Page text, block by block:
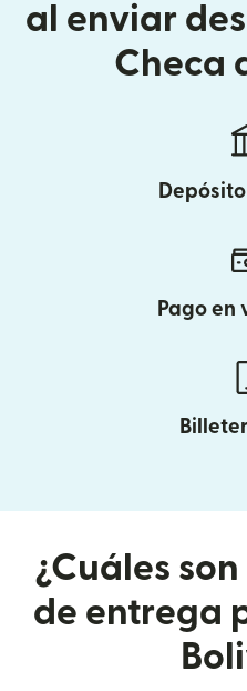
al enviar
Checa
Pago en
¿Cuáles
de entrega